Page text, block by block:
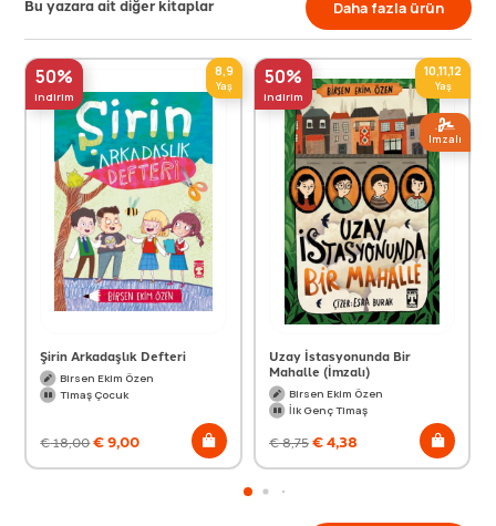
Bu yazara ait diğer kitaplar Daha fazla ürün
50%
indirim
8,9
Yaş
Şirin Arkadaşlık Defteri
Birsen Ekim Özen
Timaş Çocuk
€18,00€9,00
50%
indirim
10,11,12
Yaş
Imzalı
Uzay İstasyonunda Bir
Mahalle (İmzalı)
Birsen Ekim Özen
İlk Genç Timaş
€8,75€4,38